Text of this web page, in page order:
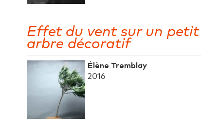
Effet du vent sur un petit
arbre décoratif
Élène Tremblay
2016